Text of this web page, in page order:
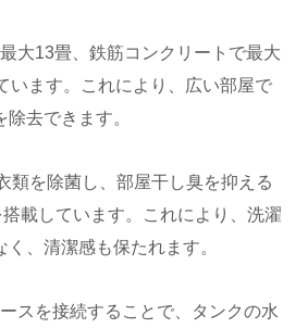
大13畳、鉄筋コンクリートで最大
います。これにより、広い部屋で
去できます。
類を除菌し、部屋干し臭を抑える
載しています。これにより、洗濯
、清潔感も保たれます。
スを接続することで、タンクの水